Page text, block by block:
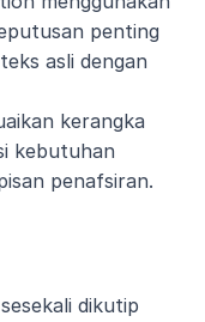
penting
asli dengan
kerangka
kebutuhan
penafsiran.
dikutip